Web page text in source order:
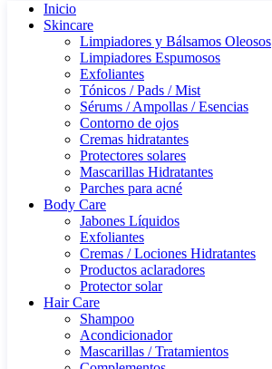
Inicio
Skincare
Limpiadores y Bálsamos Oleosos
Limpiadores Espumosos
Exfoliantes
Tónicos / Pads / Mist
Sérums / Ampollas / Esencias
Contorno de ojos
Cremas hidratantes
Protectores solares
Mascarillas Hidratantes
Parches para acné
Body Care
Jabones Líquidos
Exfoliantes
Cremas / Lociones Hidratantes
Productos aclaradores
Protector solar
Hair Care
Shampoo
Acondicionador
Mascarillas / Tratamientos